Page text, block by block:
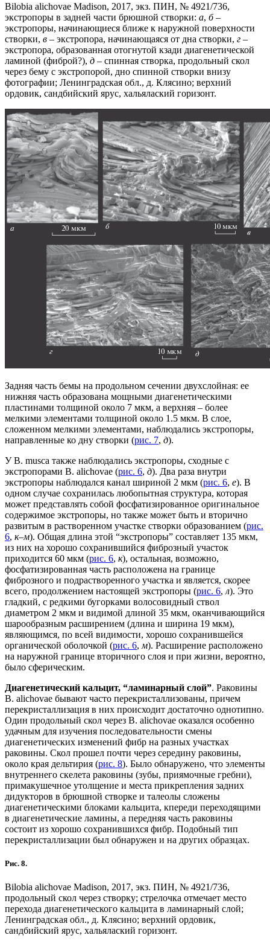
Bilobia alichovae Madison, 2017, экз. ПИН, № 4921/736,
экстропоры в задней части брюшной створки: а, б–
экстропоры, начинающиеся ближе к наружной поверхности
створки, в – экстропора, начинающаяся от дна створки, г –
экстропора, образованная отогнутой кзади диагенетической
ламиной (фиброй?), д – спинная створка, продольный скол
через бему с экстропорой, дно спинной створки внизу
фотографии; Ленинградская обл., д. Клясино; верхний
ордовик, сандбийский ярус, хальялаский горизонт.
Задняя часть бемы на продольном сечении двухслойная: ее
нижняя часть образована мощными диагенетическими
пластинами толщиной около 7 мкм, а верхняя – более
мелкими элементами толщиной около 1.5 мкм. В слое,
сложенном мелкими элементами, наблюдались экстропоры,
направленные ко дну створки (рис. 7, д).
У B. musca также наблюдались экстропоры, сходные с
экстропорами B. alichovae (рис. 6, д). Два раза внутри
экстропоры наблюдался канал шириной 2 мкм (рис. 6, е). В
одном случае сохранилась любопытная структура, которая
может представлять собой фосфатизированное оригинальное
содержимое экстропоры, но также может быть и вторично
развитым в растворенном участке створки образованием (рис.
6, к–м). Общая длина этой “экстропоры” составляет 135 мкм,
из них на хорошо сохранившийся фиброзный участок
приходится 60 мкм (рис. 6, к), остальная, возможно,
фосфатизированная часть расположена на границе
фиброзного и подрастворенного участка и является, скорее
всего, продолжением настоящей экстропоры (рис. 6, л). Это
гладкий, с редкими бугорками волосовидный ствол
диаметром 2 мкм и видимой длиной 35 мкм, оканчивающийся
шарообразным расширением (длина и ширина 19 мкм),
являющимся, по всей видимости, хорошо сохранившейся
органической оболочкой (рис. 6, м). Расширение расположено
на наружной границе вторичного слоя и при жизни, вероятно,
было сферическим.
Диагенетический кальцит, “ламинарный слой”. Раковины
B. alichovae бывают часто перекристаллизованы, причем
перекристаллизация в них происходит достаточно однотипно.
Один продольный скол через B. alichovae оказался особенно
удачным для изучения последовательности смены
диагенетических изменений фибр на разных участках
раковины. Скол прошел почти через середину раковины,
около края дельтирия (рис. 8). Было обнаружено, что элементы
внутреннего скелета раковины (зубы, приямочные гребни),
примакушечное утолщение и места прикрепления задних
дидукторов в брюшной створке и талеолы сложены
диагенетическими блоками кальцита, кпереди переходящими
в диагенетические ламины, а передняя часть раковины
состоит из хорошо сохранившихся фибр. Подобный тип
перекристаллизации был обнаружен и на других образцах.
Рис. 8.
Bilobia alichovae Madison, 2017, экз. ПИН, № 4921/736,
продольный скол через створку; стрелочка отмечает место
перехода диагенетического кальцита в ламинарный слой;
Ленинградская обл., д. Клясино; верхний ордовик,
сандбийский ярус, хальялаский горизонт.